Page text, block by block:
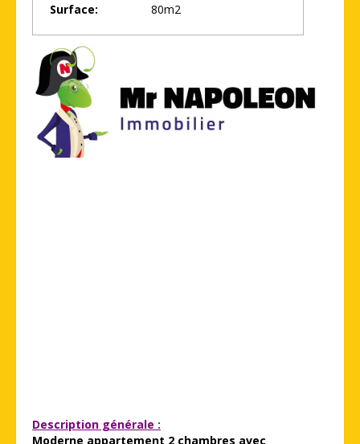
Surface:
80m2
Description générale :
Moderne appartement 2 chambres avec